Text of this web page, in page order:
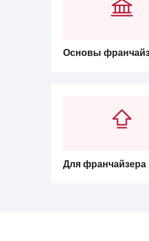
Основы
Для франчайзера